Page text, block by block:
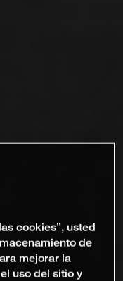
cookies”, usted
de
mejorar la
uso del sitio y